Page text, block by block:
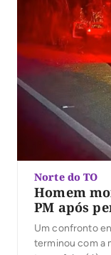
Norte do TO
Homem
PM após
Um confronto
terminou com a